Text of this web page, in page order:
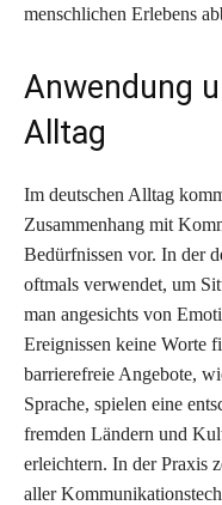
menschlichen Erlebens
Anwendung
Alltag
Im deutschen Alltag
Zusammenhang mit
Bedürfnissen vor. In der
oftmals verwendet, um
man angesichts von
Ereignissen keine Worte
barrierefreie Angebote,
Sprache, spielen eine
fremden Ländern und
erleichtern. In der Praxis
aller